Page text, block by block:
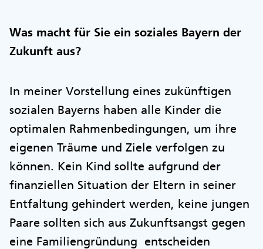
Was macht für Sie ein soziales Bayern der
Zukunft aus?
In meiner Vorstellung eines zukünftigen
sozialen Bayerns haben alle Kinder die
optimalen Rahmenbedingungen, um ihre
eigenen Träume und Ziele verfolgen zu
können. Kein Kind sollte aufgrund der
finanziellen Situation der Eltern in seiner
Entfaltung gehindert werden, keine jungen
Paare sollten sich aus Zukunftsangst gegen
eine Familiengründung entscheiden